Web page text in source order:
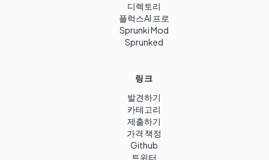
디렉토리
플럭스AI 프로
Sprunki Mod
Sprunked
링크
발견하기
카테고리
제출하기
가격 책정
Github
트위터